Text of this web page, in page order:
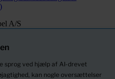
A/S
sprog ved hjælp af AI-drevet
kan nogle oversættelser